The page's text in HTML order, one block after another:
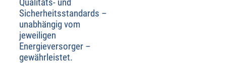
Qualitäts- und
Sicherheitsstandards –
unabhängig vom
jeweiligen
Energieversorger –
gewährleistet.